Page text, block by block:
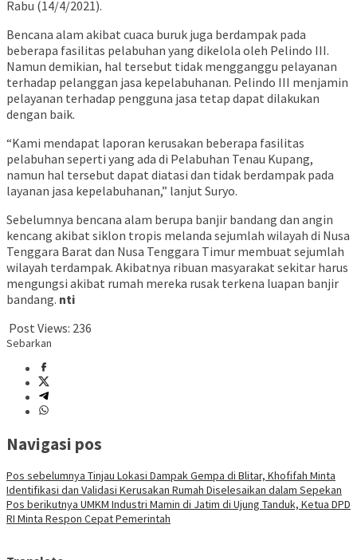
Rabu (14/4/2021).
Bencana alam akibat cuaca buruk juga berdampak pada
beberapa fasilitas pelabuhan yang dikelola oleh Pelindo III.
Namun demikian, hal tersebut tidak mengganggu pelayanan
terhadap pelanggan jasa kepelabuhanan. Pelindo III menjamin
pelayanan terhadap pengguna jasa tetap dapat dilakukan
dengan baik.
“Kami mendapat laporan kerusakan beberapa fasilitas
pelabuhan seperti yang ada di Pelabuhan Tenau Kupang,
namun hal tersebut dapat diatasi dan tidak berdampak pada
layanan jasa kepelabuhanan,” lanjut Suryo.
Sebelumnya bencana alam berupa banjir bandang dan angin
kencang akibat siklon tropis melanda sejumlah wilayah di Nusa
Tenggara Barat dan Nusa Tenggara Timur membuat sejumlah
wilayah terdampak. Akibatnya ribuan masyarakat sekitar harus
mengungsi akibat rumah mereka rusak terkena luapan banjir
bandang. nti
Post Views: 236
Sebarkan
Navigasi pos
Pos sebelumnya Tinjau Lokasi Dampak Gempa di Blitar, Khofifah Minta
Identifikasi dan Validasi Kerusakan Rumah Diselesaikan dalam Sepekan
Pos berikutnya UMKM Industri Mamin di Jatim di Ujung Tanduk, Ketua DPD
RI Minta Respon Cepat Pemerintah